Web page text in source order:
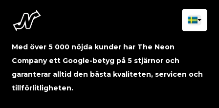
Med över 5 000 nöjda kunder har The Neon
Company ett Google-betyg på 5 stjärnor och
garanterar alltid den bästa kvaliteten, servicen och
tillförlitligheten.